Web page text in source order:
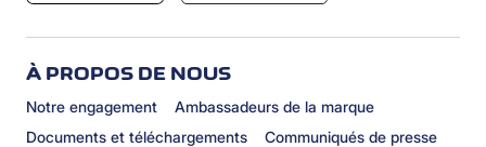
À PROPOS DE NOUS
Notre engagement
Ambassadeurs de la marque
Documents et téléchargements
Communiqués de presse